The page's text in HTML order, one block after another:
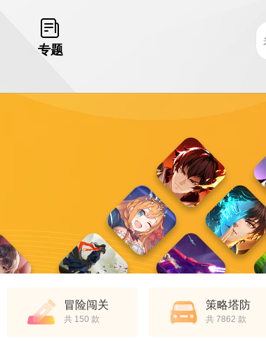
专题
冒险闯关
共 150 款
策略塔防
共 7862 款